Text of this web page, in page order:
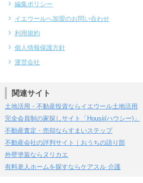
編集ポリシー
イエウールへ加盟のお問い合わせ
利用規約
個人情報保護方針
運営会社
関連サイト
土地活用・不動産投資ならイエウール土地活用
完全会員制の家探しサイト「Housii(ハウシー)」
不動産査定・売却ならすまいステップ
不動産会社の評判サイト｜おうちの語り部
外壁塗装ならヌリカエ
有料老人ホームを探すならケアスル 介護